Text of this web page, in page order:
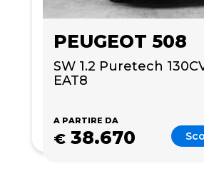
PEUGEOT 508
SW 1.2 Puretech
EAT8
A PARTIRE DA
€ 38.670